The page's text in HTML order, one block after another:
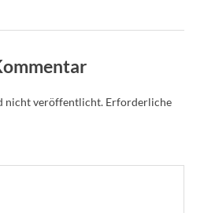
nicht veröffentlicht. Erforderliche